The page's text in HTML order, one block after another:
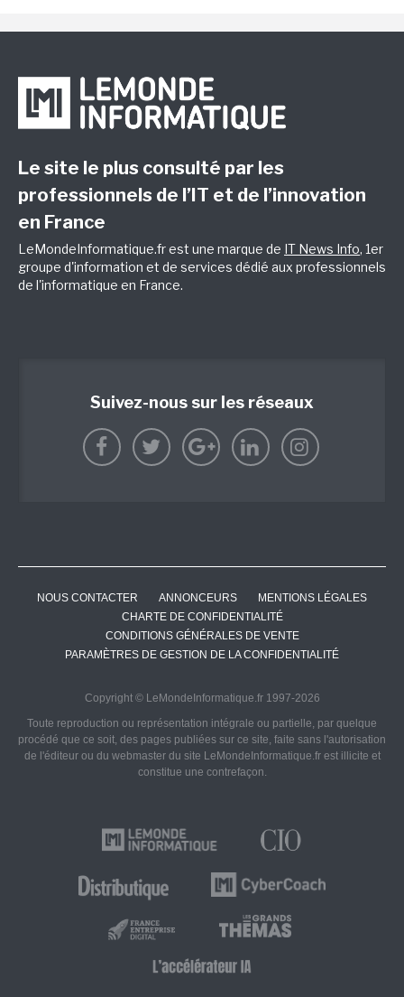
Le site le plus consulté par les
professionnels de l’IT et de l’innovation
en France
LeMondeInformatique.fr est une marque de IT News Info, 1er
groupe d'information et de services dédié aux professionnels
de l'informatique en France.
Suivez-nous sur les réseaux
NOUS CONTACTER ANNONCEURS
MENTIONS LÉGALES
CHARTE DE CONFIDENTIALITÉ
CONDITIONS GÉNÉRALES DE VENTE
PARAMÈTRES DE GESTION DE LA CONFIDENTIALITÉ
Copyright © LeMondeInformatique.fr 1997-2026
Toute reproduction ou représentation intégrale ou partielle, par quelque
procédé que ce soit, des pages publiées sur ce site, faite sans l'autorisation
de l'éditeur ou du webmaster du site LeMondeInformatique.fr est illicite et
constitue une contrefaçon.